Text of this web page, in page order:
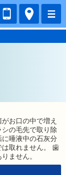
お口の中で増え
の毛先で取り除
唾液中の石灰分
取れません。 歯
ません。